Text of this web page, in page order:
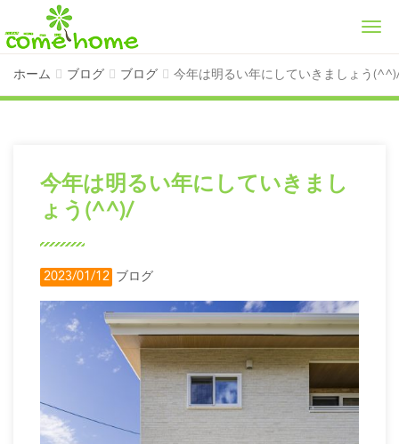
ホーム ブログ ブログ 今年は明るい年にしていきましょう
今年は明るい年にしていきまし
ょう(^^)/
2023/01/12 ブログ